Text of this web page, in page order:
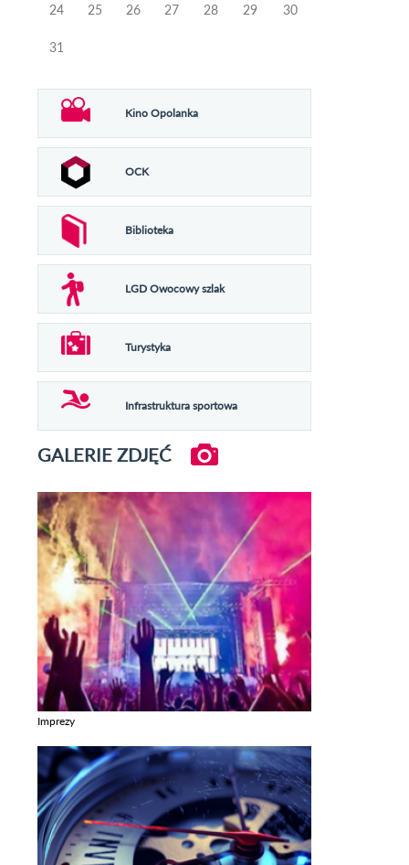
24 25 26 27 28 29 30
31
Kino Opolanka
OCK
Biblioteka
LGD Owocowy szlak
Turystyka
Infrastruktura sportowa
GALERIE ZDJĘĆ
Imprezy